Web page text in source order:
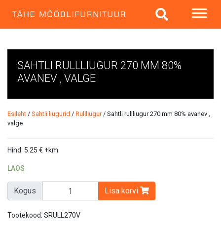
SAHTLI RULLLIUGUR 270 MM 80%
AVANEV , VALGE
Esileht / Sahtli liugurid / Rullliugur/ Sahtli rullliugur 270 mm 80% avanev ,
valge
Hind: 5.25 € +km
LAOS
Kogus Lisa korvi
Tootekood: SRULL270V